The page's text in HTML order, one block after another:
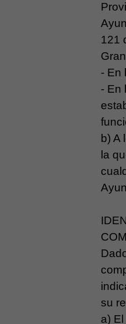
121
- En
- En
b) A
la
su
a)